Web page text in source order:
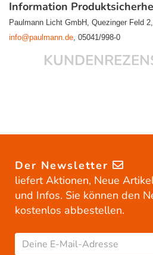
Information
Paulmann Licht GmbH, Quezinger Feld
info@paulmann.de, 05041/998-0
Der Newsletter
liefert Aktionen, Neue
und Infos. Sie können den
kostenlos abbestellen.